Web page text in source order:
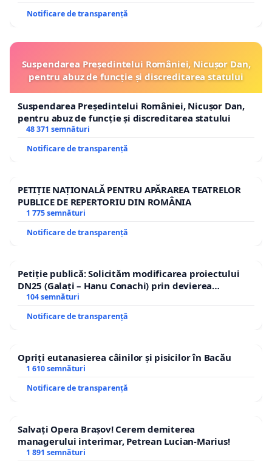
Notificare de transparență
Suspendarea Președintelui României, Nicușor Dan,
pentru abuz de funcție și discreditarea statului
Suspendarea Președintelui României, Nicușor Dan,
pentru abuz de funcție și discreditarea statului
48 371 semnături
Notificare de transparență
PETIȚIE NAȚIONALĂ PENTRU APĂRAREA TEATRELOR
PUBLICE DE REPERTORIU DIN ROMÂNIA
1 775 semnături
Notificare de transparență
Petiție publică: Solicităm modificarea proiectului
DN25 (Galați – Hanu Conachi) prin devierea
traseului în afara localităților!
104 semnături
Notificare de transparență
Opriți eutanasierea câinilor și pisicilor în Bacău
1 610 semnături
Notificare de transparență
Salvați Opera Brașov! Cerem demiterea
managerului interimar, Petrean Lucian-Marius!
1 891 semnături